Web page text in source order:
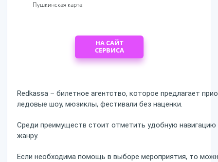
Пушкинская карта:
НА САЙТ
СЕРВИСА
Redkassa – билетное агентство, которое предлагает
ледовые шоу, мюзиклы, фестивали без наценки.
Среди преимуществ стоит отметить удобную
жанру.
Если необходима помощь в выборе мероприятия, то